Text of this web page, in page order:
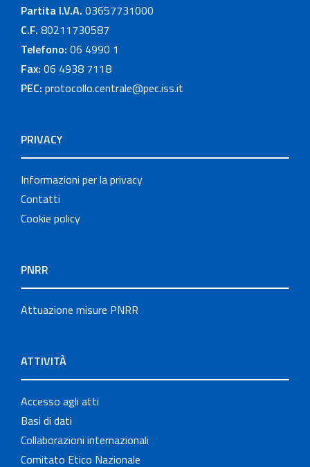
Partita I.V.A. 03657731000
C.F. 80211730587
Telefono: 06 4990 1
Fax: 06 4938 7118
PEC: protocollo.centrale@pec.iss.it
PRIVACY
Informazioni per la privacy
Contatti
Cookie policy
PNRR
Attuazione misure PNRR
ATTIVITÀ
Accesso agli atti
Basi di dati
Collaborazioni internazionali
Comitato Etico Nazionale